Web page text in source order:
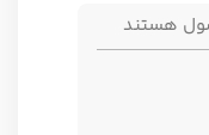
هستند